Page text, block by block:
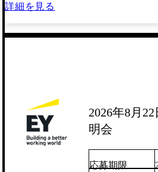
詳細を見る
2026年8月
明会
応募期限